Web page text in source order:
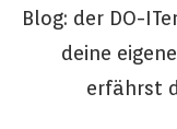
Blog: der DO-
deine
erfährst